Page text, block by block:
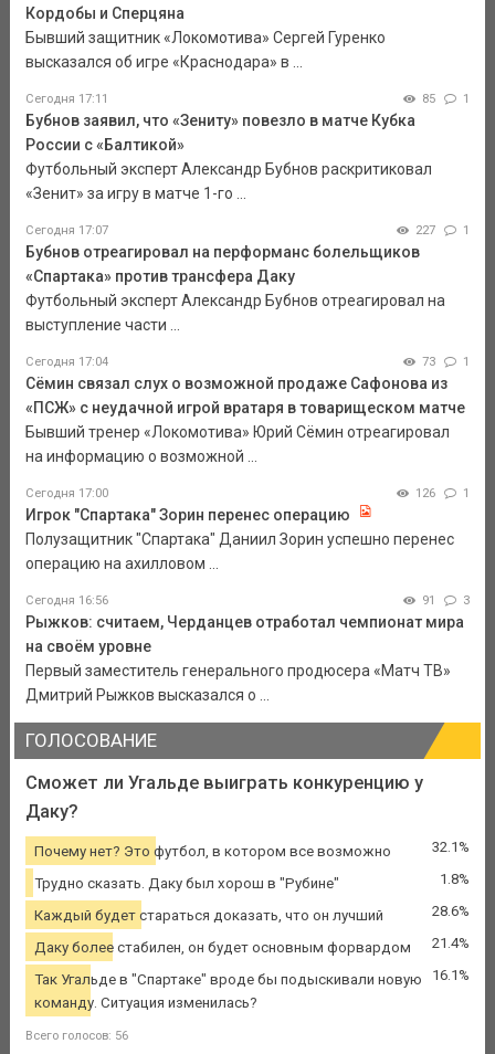
Кордобы и Сперцяна
Бывший защитник «Локомотива» Сергей Гуренко
высказался об игре «Краснодара» в ...
Сегодня 17:11 85 1
Бубнов заявил, что «Зениту» повезло в матче Кубка
России с «Балтикой»
Футбольный эксперт Александр Бубнов раскритиковал
«Зенит» за игру в матче 1-го ...
Сегодня 17:07 227 1
Бубнов отреагировал на перформанс болельщиков
«Спартака» против трансфера Даку
Футбольный эксперт Александр Бубнов отреагировал на
выступление части ...
Сегодня 17:04 73 1
Сёмин связал слух о возможной продаже Сафонова из
«ПСЖ» с неудачной игрой вратаря в товарищеском матче
Бывший тренер «Локомотива» Юрий Сёмин отреагировал
на информацию о возможной ...
Сегодня 17:00 126 1
Игрок "Спартака" Зорин перенес операцию
Полузащитник "Спартака" Даниил Зорин успешно перенес
операцию на ахилловом ...
Сегодня 16:56 91 3
Рыжков: считаем, Черданцев отработал чемпионат мира
на своём уровне
Первый заместитель генерального продюсера «Матч ТВ»
Дмитрий Рыжков высказался о ...
ГОЛОСОВАНИЕ
Сможет ли Угальде выиграть конкуренцию у
Даку?
Почему нет? Это футбол, в котором все возможно 32.1%
Трудно сказать. Даку был хорош в "Рубине" 1.8%
Каждый будет стараться доказать, что он лучший 28.6%
Даку более стабилен, он будет основным форвардом 21.4%
Так Угальде в "Спартаке" вроде бы подыскивали новую
команду. Ситуация изменилась?
16.1%
Всего голосов: 56